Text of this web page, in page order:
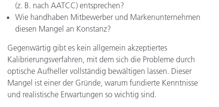
(z. B. nach AATCC) entsprechen?
Wie handhaben Mitbewerber und Markenunternehmen
diesen Mangel an Konstanz?
Gegenwärtig gibt es kein allgemein akzeptiertes
Kalibrierungsverfahren, mit dem sich die Probleme durch
optische Aufheller vollständig bewältigen lassen. Dieser
Mangel ist einer der Gründe, warum fundierte Kenntnisse
und realistische Erwartungen so wichtig sind.